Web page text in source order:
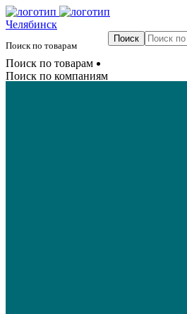
Челябинск
Поиск по товарам
Поиск по товарам
Поиск по компаниям